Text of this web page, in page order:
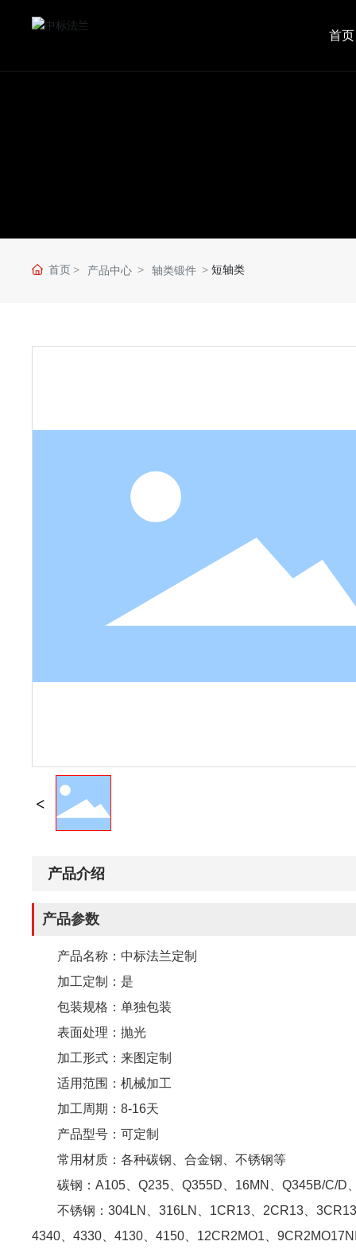
首页
首页 产品中心 轴类锻件 短轴类
产品介绍
产品参数
产品名称：中标法兰定制
加工定制：是
包装规格：单独包装
表面处理：抛光
加工形式：来图定制
适用范围：机械加工
加工周期：8-16天
产品型号：可定制
常用材质：各种碳钢、合金钢、不锈钢等
碳钢：A105、Q235、Q355D、16MN、Q345B/C/D
不锈钢：304LN、316LN、1CR13、2CR13、
4340、4330、4130、4150、12CR2MO1、